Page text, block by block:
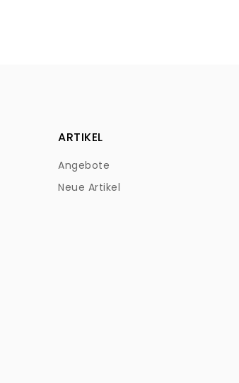
ARTIKEL
Angebote
Neue Artikel